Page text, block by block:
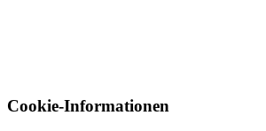
Cookie-Informationen